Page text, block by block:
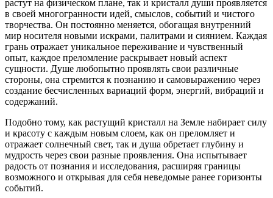
растут на физическом плане, так и кристалл души проявляется
в своей многогранности идей, смыслов, событий и чистого
творчества. Он постоянно меняется, обогащая внутренний
мир носителя новыми искрами, палитрами и сиянием. Каждая
грань отражает уникальное переживание и чувственный
опыт, каждое преломление раскрывает новый аспект
сущности. Душе любопытно проявлять свои различные
стороны, она стремится к познанию и самовыражению через
создание бесчисленных вариаций форм, энергий, вибраций и
содержаний.
Подобно тому, как растущий кристалл на Земле набирает силу
и красоту с каждым новым слоем, как он преломляет и
отражает солнечный свет, так и душа обретает глубину и
мудрость через свои разные проявления. Она испытывает
радость от познания и исследования, расширяя границы
возможного и открывая для себя неведомые ранее горизонты
событий.